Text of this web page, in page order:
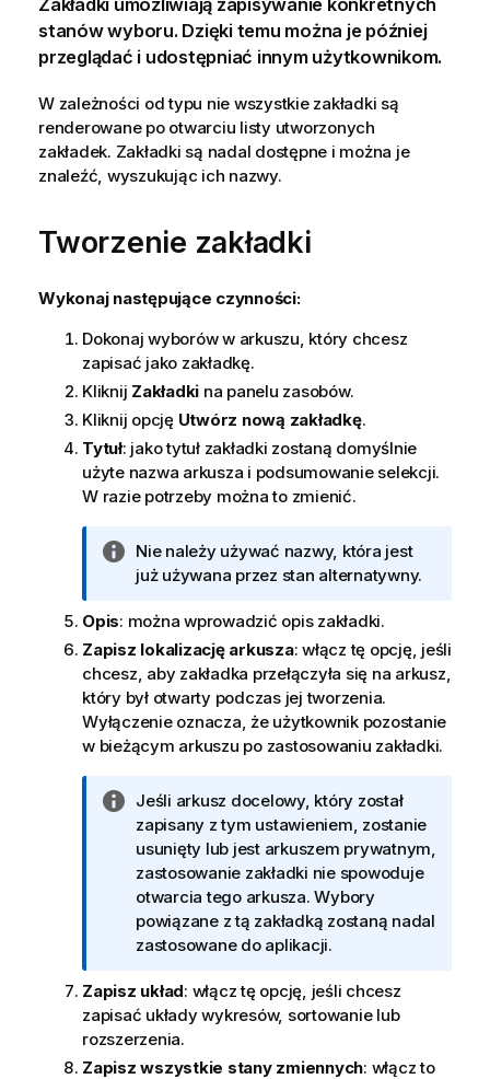
Zakładki umożliwiają zapisywanie konkretnych
stanów wyboru. Dzięki temu można je później
przeglądać i udostępniać innym użytkownikom.
W zależności od typu nie wszystkie zakładki są
renderowane po otwarciu listy utworzonych
zakładek. Zakładki są nadal dostępne i można je
znaleźć, wyszukując ich nazwy.
Tworzenie zakładki
Wykonaj następujące czynności:
Dokonaj wyborów w arkuszu, który chcesz
zapisać jako zakładkę.
Kliknij Zakładki na panelu zasobów.
Kliknij opcję Utwórz nową zakładkę.
Tytuł: jako tytuł zakładki zostaną domyślnie
użyte nazwa arkusza i podsumowanie selekcji.
W razie potrzeby można to zmienić.
I
n
o
r
m
a
c
j
Nie należy używać nazwy, która jest
już używana przez stan alternatywny.
Opis: można wprowadzić opis zakładki.
Zapisz lokalizację arkusza: włącz tę opcję, jeśli
chcesz, aby zakładka przełączyła się na arkusz,
który był otwarty podczas jej tworzenia.
Wyłączenie oznacza, że użytkownik pozostanie
w bieżącym arkuszu po zastosowaniu zakładki.
I
n
f
o
r
m
a
a
Jeśli arkusz docelowy, który został
zapisany z tym ustawieniem, zostanie
usunięty lub jest arkuszem prywatnym,
zastosowanie zakładki nie spowoduje
otwarcia tego arkusza. Wybory
powiązane z tą zakładką zostaną nadal
zastosowane do aplikacji.
Zapisz układ: włącz tę opcję, jeśli chcesz
zapisać układy wykresów, sortowanie lub
rozszerzenia.
Zapisz wszystkie stany zmiennych: włącz to